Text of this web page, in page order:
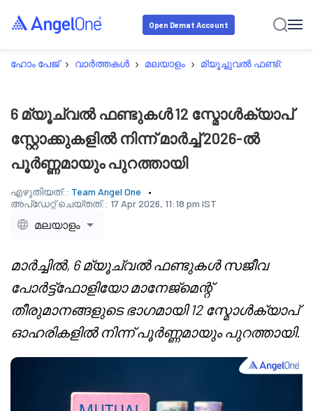
Open Demat Account
ഹോം പേജ് › വാർത്തകൾ › മലയാളം › മ്യൂച്ചുവൽ ഫണ്ട്സ്
6 മ്യൂച്വൽ ഫണ്ടുകൾ 12 സ്മോൾക്യാപ്
സ്റ്റോക്കുകളിൽ നിന്ന് മാർച്ച് 2026-ൽ
പൂർണ്ണമായും പുറത്തായി
എഴുതിയത്:: Team Angel One
അപ്‌ഡേറ്റ് ചെയ്തത്:: 17 Apr 2026, 11:18 pm IST
മലയാളം
മാർച്ചിൽ, 6 മ്യൂച്വൽ ഫണ്ടുകൾ സജീവ
പോർട്ട്ഫോളിയോ മാനേജ്മെന്റ്
തീരുമാനങ്ങളുടെ ഭാഗമായി 12 സ്മോൾക്യാപ്
ഓഹരികളിൽ നിന്ന് പൂർണ്ണമായും പുറത്തായി.